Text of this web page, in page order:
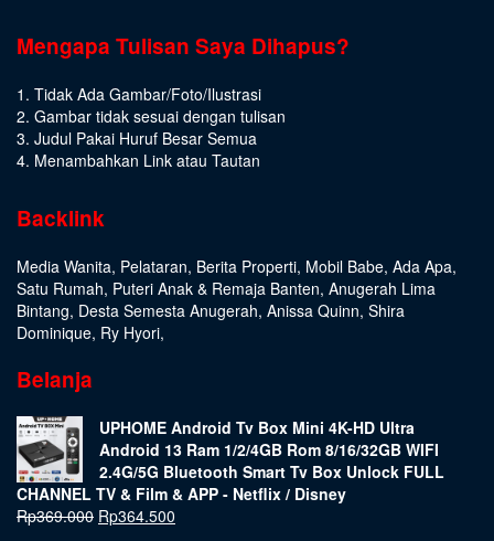
Mengapa Tulisan Saya Dihapus?
1. Tidak Ada Gambar/Foto/Ilustrasi
2. Gambar tidak sesuai dengan tulisan
3. Judul Pakai Huruf Besar Semua
4. Menambahkan Link atau Tautan
Backlink
Media Wanita, Pelataran, Berita Properti, Mobil Babe, Ada Apa,
Satu Rumah, Puteri Anak & Remaja Banten, Anugerah Lima
Bintang, Desta Semesta Anugerah, Anissa Quinn, Shira
Dominique, Ry Hyori,
Belanja
UPHOME Android Tv Box Mini 4K-HD Ultra
Android 13 Ram 1/2/4GB Rom 8/16/32GB WIFI
2.4G/5G Bluetooth Smart Tv Box Unlock FULL
CHANNEL TV & Film & APP - Netflix / Disney
Rp369.000 Rp364.500